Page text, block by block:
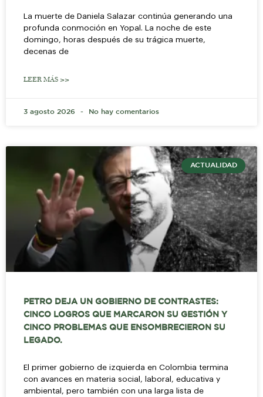
La muerte de Daniela Salazar continúa generando una
profunda conmoción en Yopal. La noche de este
domingo, horas después de su trágica muerte,
decenas de
LEER MÁS >>
3 agosto 2026 No hay comentarios
ACTUALIDAD
PETRO DEJA UN GOBIERNO DE CONTRASTES:
CINCO LOGROS QUE MARCARON SU GESTIÓN Y
CINCO PROBLEMAS QUE ENSOMBRECIERON SU
LEGADO.
El primer gobierno de izquierda en Colombia termina
con avances en materia social, laboral, educativa y
ambiental, pero también con una larga lista de